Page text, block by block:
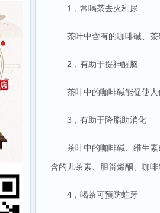
1，常喝茶去火利尿
茶叶中含有的咖啡碱、
2，有助于提神醒脑
茶叶中的咖啡碱能促使
3，有助于降脂助消化
茶叶中的咖啡碱、维生
含的儿茶素、胆甾烯酮、咖
4，喝茶可预防蛀牙